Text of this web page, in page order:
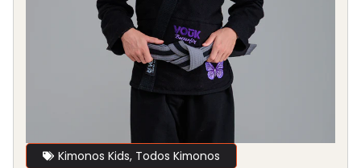
Kimonos Kids, Todos Kimonos